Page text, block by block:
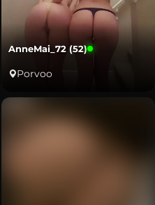
AnneMai_72 (52)
Porvoo